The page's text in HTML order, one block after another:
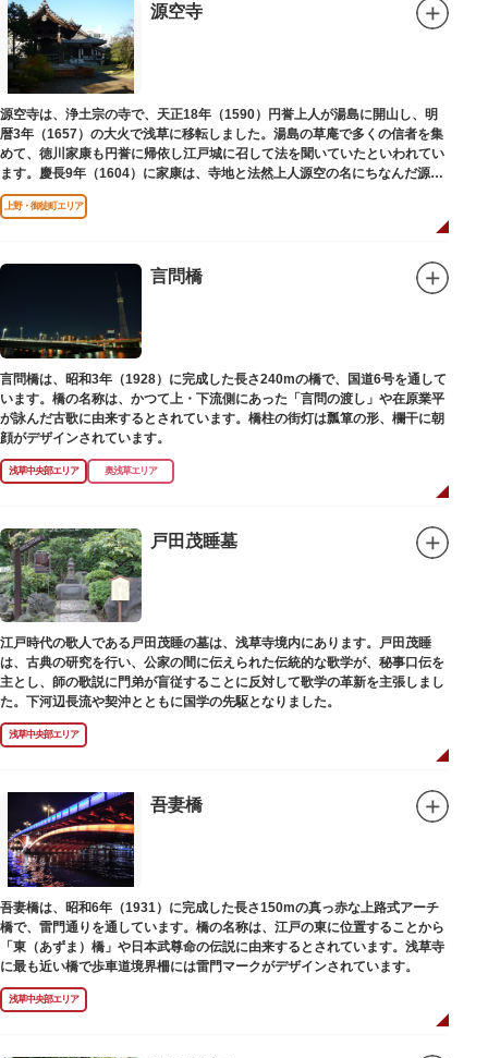
源空寺
源空寺は、浄土宗の寺で、天正18年（1590）円誉上人が湯島に開山し、明
暦3年（1657）の大火で浅草に移転しました。湯島の草庵で多くの信者を集
めて、徳川家康も円誉に帰依し江戸城に召して法を聞いていたといわれてい
ます。慶長9年（1604）に家康は、寺地と法然上人源空の名にちなんだ源空
寺の号を円誉に与えました。
上野・御徒町エリア
言問橋
言問橋は、昭和3年（1928）に完成した長さ240mの橋で、国道6号を通して
います。橋の名称は、かつて上・下流側にあった「言問の渡し」や在原業平
が詠んだ古歌に由来するとされています。橋柱の街灯は瓢箪の形、欄干に朝
顔がデザインされています。
浅草中央部エリア 奥浅草エリア
戸田茂睡墓
江戸時代の歌人である戸田茂睡の墓は、浅草寺境内にあります。戸田茂睡
は、古典の研究を行い、公家の間に伝えられた伝統的な歌学が、秘事口伝を
主とし、師の歌説に門弟が盲従することに反対して歌学の革新を主張しまし
た。下河辺長流や契沖とともに国学の先駆となりました。
浅草中央部エリア
吾妻橋
吾妻橋は、昭和6年（1931）に完成した長さ150mの真っ赤な上路式アーチ
橋で、雷門通りを通しています。橋の名称は、江戸の東に位置することから
「東（あずま）橋」や日本武尊命の伝説に由来するとされています。浅草寺
に最も近い橋で歩車道境界柵には雷門マークがデザインされています。
浅草中央部エリア